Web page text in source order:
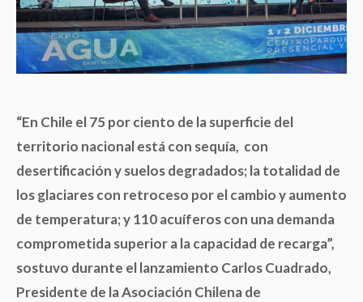
“En Chile el 75 por ciento de la superficie del
territorio nacional está con sequía, con
desertificación y suelos degradados; la totalidad de
los glaciares con retroceso por el cambio y aumento
de temperatura; y 110 acuíferos con una demanda
comprometida superior a la capacidad de recarga”,
sostuvo durante el lanzamiento Carlos Cuadrado,
Presidente de la Asociación Chilena de